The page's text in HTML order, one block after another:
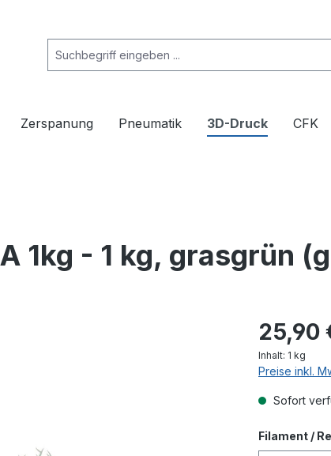
Zerspanung Pneumatik 3D-Druck CFK
1kg - 1 kg, grasgrün
25,90
Inhalt: 1 kg
Preise inkl.
Sofort
Filament /